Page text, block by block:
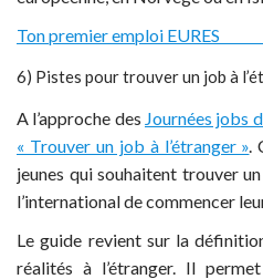
Ton premier emploi
6) Pistes pour trouver un job à
A l’approche des Journées jobs
« Trouver un job à l’étranger »
jeunes qui souhaitent trouver
l’international de commencer
Le guide revient sur la
réalités à l’étranger. Il